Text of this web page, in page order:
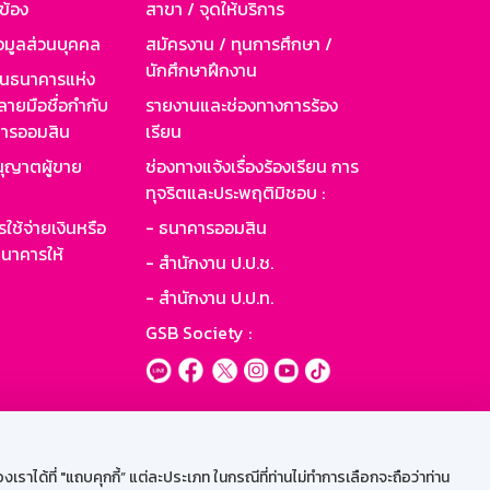
ได้ที่ "แถบคุกกี้” แต่ละประเภท ในกรณีที่ท่านไม่ทำการเลือกจะถือว่าท่าน
อง
มูลส่วนบุคคล
นาคารแห่ง
ายมือชื่อกำกับ
รออมสิน
ญาตผู้ขาย
ช้จ่ายเงินหรือ
คารให้
สาขา / จุดให้บริการ
สมัครงาน / ทุนการศึกษา /
นักศึกษาฝึกงาน
รายงานและช่องทางการร้อง
เรียน
ช่องทางแจ้งเรื่องร้องเรียน การ
ทุจริตและประพฤติมิชอบ :
- ธนาคารออมสิน
- สำนักงาน ป.ป.ช.
- สำนักงาน ป.ป.ท.
GSB Society :